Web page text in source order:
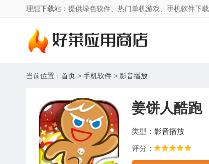
理想下载站：提供绿色软件、热门单机游戏、手机软件下载
当前位置： 首页 > 手机软件 > 影音播放
姜饼人酷跑
类型： 影音播放
评分：